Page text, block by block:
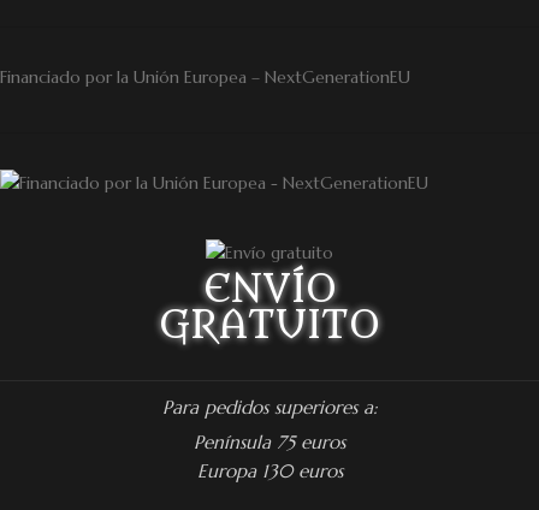
Financiado por la Unión Europea – NextGenerationEU
ENVÍO
GRATUITO
Para pedidos superiores a:
Península 75 euros
Europa 130 euros